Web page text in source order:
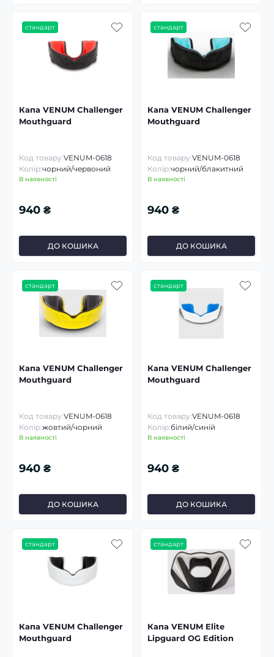
стандарт
Капа VENUM Challenger
Mouthguard
Код товару:VENUM-0618
Колір:чорний/червоний
В наявності
940 ₴
ДО КОШИКА
стандарт
Капа VENUM Challenger
Mouthguard
Код товару:VENUM-0618
Колір:чорний/блакитний
В наявності
940 ₴
ДО КОШИКА
стандарт
Капа VENUM Challenger
Mouthguard
Код товару:VENUM-0618
Колір:жовтий/чорний
В наявності
940 ₴
ДО КОШИКА
стандарт
Капа VENUM Challenger
Mouthguard
Код товару:VENUM-0618
Колір:білий/синій
В наявності
940 ₴
ДО КОШИКА
стандарт
Капа VENUM Challenger
Mouthguard
стандарт
Капа VENUM Elite
Lipguard OG Edition